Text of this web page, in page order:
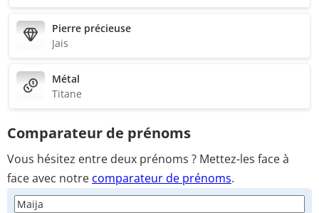
Pierre précieuse
Jais
Métal
Titane
Comparateur de prénoms
Vous hésitez entre deux prénoms ? Mettez-les face à
face avec notre comparateur de prénoms.